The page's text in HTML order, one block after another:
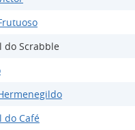
do Scrabble
do Café